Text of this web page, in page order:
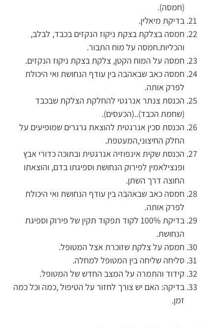
(חמסה).
בדיקת מיאלין.
חמסה בצלקת בצקת ניקוז הנקזים בכבד, לבלב,
והכליות.חמסה על מוח התבור.
חמסה על המוח הקטן, צלקת בצקת ניקוז הנקזים.
חמסה כאב שבאהבה בין עודף הנחושת ואי היכולת
לפרק אותה.
הכנסת צנתר אנרגטי להחלקת הצלקת שבכבד
(שחמת הכבד)..(הכעסים).
הכנסת סכין אנרגטית להוצאת גרגרים שמופיעים על
החלק החיצוני,המעטפת.
הכנסת שקית אינפוזיה אנרגטית ובתוכה כדורי אבץ
ופנצילאמין לפירוק הנחושת וספיגתו בדם, והוצאתו
החוצה דרך השתן.
חמסה כאב שבאהבה בין עודף הנחושת ואי היכולת
לפרק אותה.
בדיקת 100% לקוד תפקוד תקין של פירוק וספיגת
הנחושת.
חמסה על צלקת שזוכרת אצל המטופל.
סליחה שליחה בין המטופל למחלה.
קידוד והתמרה על המצב החדש של המטופל.
בדיקה: האם יש צורך לחזור על הטיפול ,כמה וכל כמה
זמן.